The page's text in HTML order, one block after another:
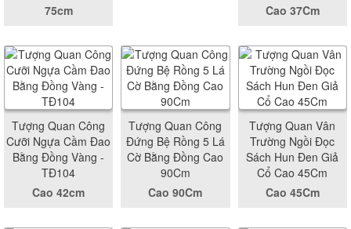
75cm
Cao 37Cm
Tượng Quan Công
Cưỡi Ngựa Cầm Đao
Bằng Đồng Vàng -
TĐ104
Cao 42cm
Tượng Quan Công
Đứng Bệ Rồng 5 Lá
Cờ Bằng Đồng Cao
90Cm
Cao 90Cm
Tượng Quan Vân
Trường Ngồi Đọc
Sách Hun Đen Giả
Cổ Cao 45Cm
Cao 45Cm